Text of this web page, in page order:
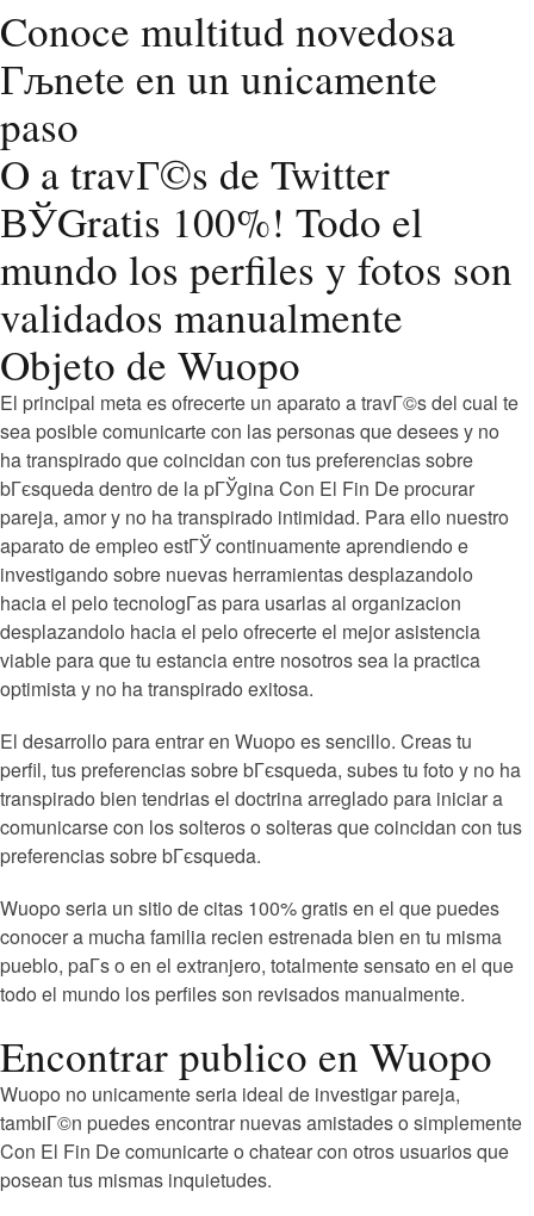
Conoce multitud novedosa
Гљnete en un unicamente
paso
O a travГ©s de Twitter
ВЎGratis 100%! Todo el
mundo los perfiles y fotos son
validados manualmente
Objeto de Wuopo
El principal meta es ofrecerte un aparato a travГ©s del cual te
sea posible comunicarte con las personas que desees y no
ha transpirado que coincidan con tus preferencias sobre
bГєsqueda dentro de la pГЎgina Con El Fin De procurar
pareja, amor y no ha transpirado intimidad. Para ello nuestro
aparato de empleo estГЎ continuamente aprendiendo e
investigando sobre nuevas herramientas desplazandolo
hacia el pelo tecnologГ­as para usarlas al organizacion
desplazandolo hacia el pelo ofrecerte el mejor asistencia
viable para que tu estancia entre nosotros sea la practica
optimista y no ha transpirado exitosa.
El desarrollo para entrar en Wuopo es sencillo. Creas tu
perfil, tus preferencias sobre bГєsqueda, subes tu foto y no ha
transpirado bien tendri­as el doctrina arreglado para iniciar a
comunicarse con los solteros o solteras que coincidan con tus
preferencias sobre bГєsqueda.
Wuopo seri­a un sitio de citas 100% gratis en el que puedes
conocer a mucha familia recien estrenada bien en tu misma
pueblo, paГ­s o en el extranjero, totalmente sensato en el que
todo el mundo los perfiles son revisados manualmente.
Encontrar publico en Wuopo
Wuopo no unicamente seri­a ideal de investigar pareja,
tambiГ©n puedes encontrar nuevas amistades o simplemente
Con El Fin De comunicarte o chatear con otros usuarios que
posean tus mismas inquietudes.